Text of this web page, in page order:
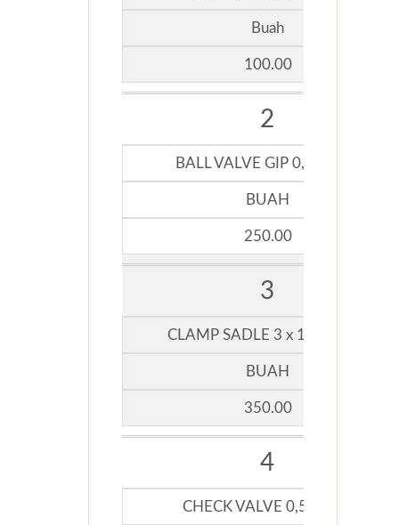
Buah
100.00
2
BALL VALVE GIP 0,5 INCHI
BUAH
250.00
3
CLAMP SADLE 3 x 1,25 INCH
BUAH
350.00
4
CHECK VALVE 0,5 INCHI